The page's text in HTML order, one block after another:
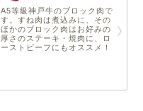
A5等級神戸牛のブロック肉で
す。すね肉は煮込みに、その
ほかのブロック肉はお好みの
厚さのステーキ・焼肉に、ロ
ーストビーフにもオススメ！